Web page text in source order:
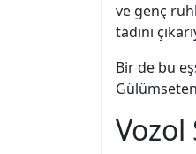
ve genç
tadını
Bir de bu
Vozol